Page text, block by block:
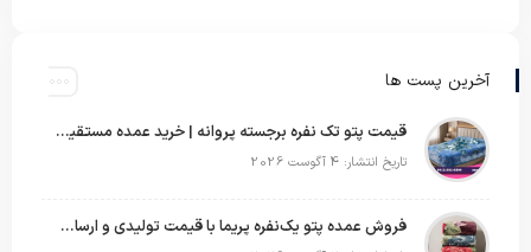
آخرین پست ها
قیمت پتو تک نفره برجسته پروانه | خرید عمده مستقیم با بهترین قیمت بازار
تاریخ انتشار: 4 آگوست 2026
فروش عمده پتو یک‌نفره پریما با قیمت تولیدی و ارسال به سراسر کشور